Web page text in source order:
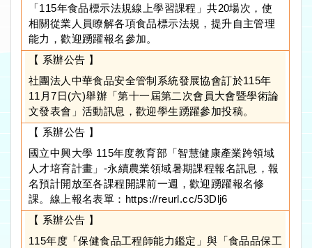
「115年食品標示法規線上學習課程」共20場次，使
相關從業人員瞭解各項食品標示法規，提升自主管理
能力，歡迎踴躍報名參加。
【 系辦公告 】
社團法人中華食品安全管制系統發展協會訂於115年
11月7日(六)舉辦「第十一屆第二次會員大會暨學術論
文發表會」活動訊息，歡迎學生踴躍參加投稿。
【 系辦公告 】
國立中興大學 115年度教育部「智慧健康產業跨領域
人才培育計畫」-永續農業領域暑期課程報名訊息，報
名預計開放至各課程開課前一週，歡迎踴躍報名修
課。線上報名表單：https://reurl.cc/53Dlj6
【 系辦公告 】
115年度「保健食品工程師能力鑑定」與「食品品保工